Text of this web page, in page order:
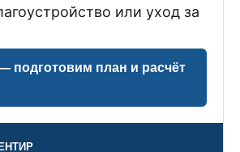
или уход за
подготовим план и расчёт